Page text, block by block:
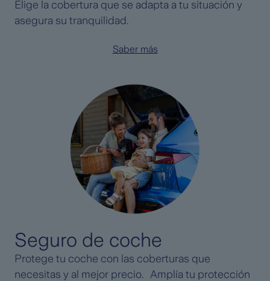
Elige la cobertura que se adapta a tu situación y
asegura su tranquilidad.
Saber más
Seguro de coche
Protege tu coche con las coberturas que
necesitas y al mejor precio. Amplía tu protección